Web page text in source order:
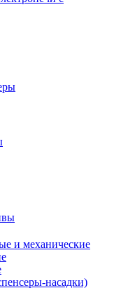
и механические
насадки)